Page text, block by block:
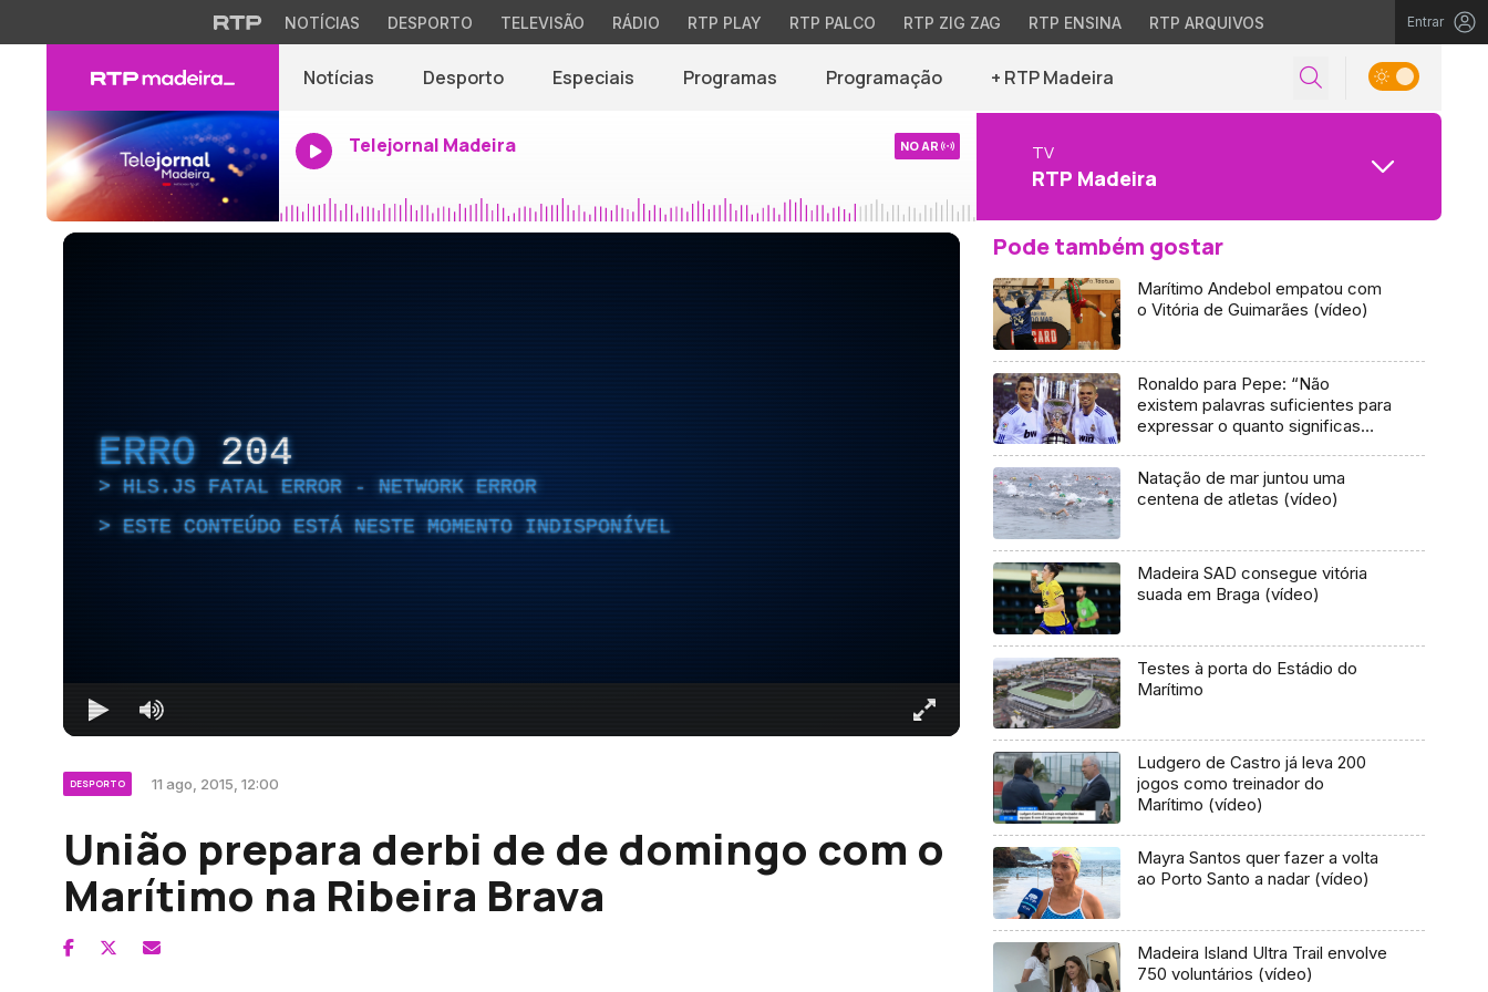
NOTÍCIAS DESPORTO TELEVISÃO RÁDIO RTP PLAY RTP PALCO RTP ZIG ZAG RTP ENSINA RTP ARQUIVOS Entrar
Notícias Desporto Especiais Programas Programação + RTP Madeira
Telejornal Madeira NO AR TV
RTP Madeira
ERRO 204
HLS.JS FATAL ERROR - NETWORK ERROR
ESTE CONTEÚDO ESTÁ NESTE MOMENTO INDISPONÍVEL
DESPORTO 11 ago, 2015, 12:00
União prepara derbi de de domingo com o
Marítimo na Ribeira Brava
Pode também gostar
Marítimo Andebol empatou com
o Vitória de Guimarães (vídeo)
Ronaldo para Pepe: “Não
existem palavras suficientes para
expressar o quanto significas
Natação de mar juntou uma
centena de atletas (vídeo)
Madeira SAD consegue vitória
suada em Braga (vídeo)
Testes à porta do Estádio do
Marítimo
Ludgero de Castro já leva 200
jogos como treinador do
Marítimo (vídeo)
Mayra Santos quer fazer a volta
ao Porto Santo a nadar (vídeo)
Madeira Island Ultra Trail envolve
750 voluntários (vídeo)